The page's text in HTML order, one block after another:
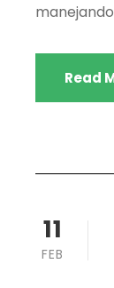
Read
11
FEB